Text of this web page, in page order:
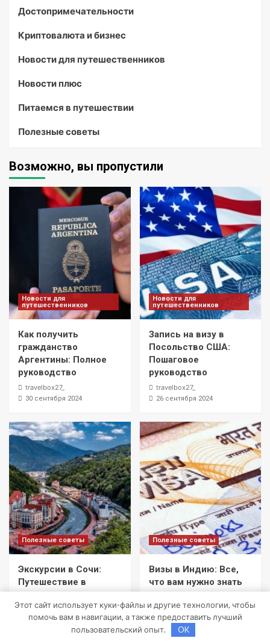
Достопримечательности
Криптовалюта и бизнес
Новости для путешественников
Новости плюс
Питаемся в путешествии
Полезные советы
Возможно, вы пропустили
Новости для
путешественников
Как получить
гражданство
Аргентины: Полное
руководство
travelbox27_
30 сентября 2024
Новости для
путешественников
Запись на визу в
Посольство США:
Пошаговое
руководство
travelbox27_
26 сентября 2024
Полезные советы
Экскурсии в Сочи:
Путешествие в
сердце
Черноморского
курорта
Полезные советы
Визы в Индию: Все,
что вам нужно знать
22 августа 2024
Этот сайт использует куки-файлы и другие технологии, чтобы
помочь вам в навигации, а также предоставить лучший
пользовательский опыт.
OK